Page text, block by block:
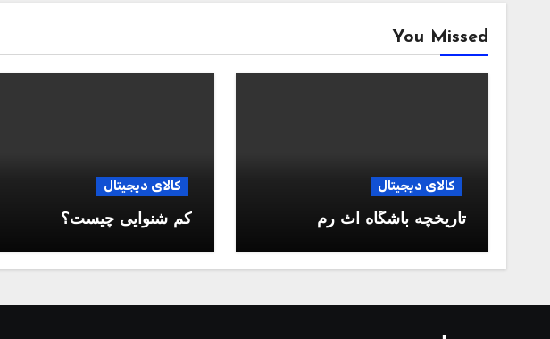
You Missed
کالای دیجیتال
تاریخچه باشگاه آث رم
کالای دیجیتال
کم شنوایی چیست؟